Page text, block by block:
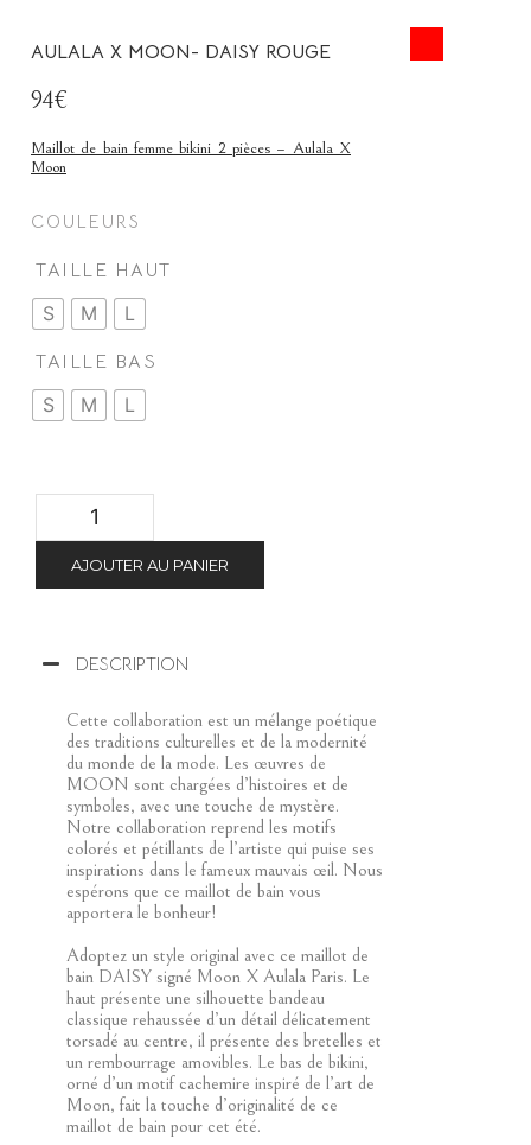
AULALA X MOON- DAISY ROUGE
94€
Maillot de bain femme bikini 2 pièces – Aulala X
Moon
COULEURS
TAILLE HAUT
S
M L
TAILLE BAS
S
M L
AJOUTER AU PANIER
DESCRIPTION
Cette collaboration est un mélange poétique
des traditions culturelles et de la modernité
du monde de la mode. Les œuvres de
MOON sont chargées d’histoires et de
symboles, avec une touche de mystère.
Notre collaboration reprend les motifs
colorés et pétillants de l’artiste qui puise ses
inspirations dans le fameux mauvais œil. Nous
espérons que ce maillot de bain vous
apportera le bonheur!
Adoptez un style original avec ce maillot de
bain DAISY signé Moon X Aulala Paris. Le
haut présente une silhouette bandeau
classique rehaussée d’un détail délicatement
torsadé au centre, il présente des bretelles et
un rembourrage amovibles. Le bas de bikini,
orné d’un motif cachemire inspiré de l’art de
Moon, fait la touche d’originalité de ce
maillot de bain pour cet été.